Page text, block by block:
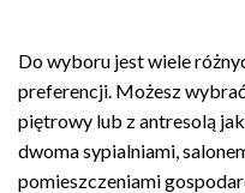
Do wyboru jest wiele
preferencji. Możesz
piętrowy lub z antresolą
dwoma sypialniami,
pomieszczeniami